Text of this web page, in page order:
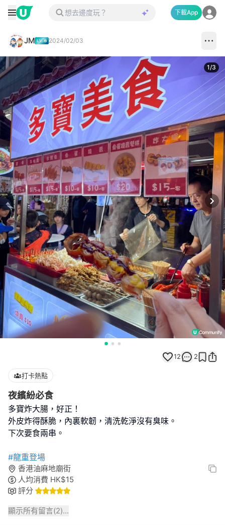
下載App
JM 2024/02/03
1/3
12 2
打卡熱點
夜繽紛必食
多寶炸大腸，好正！
外皮炸得酥脆，內裏軟韌，清洗乾淨沒有臭味。
下次要食兩串。
#龍重登場
香港油麻地廟街
人均消費 HK$15
評分
顯示所有留言(2)...